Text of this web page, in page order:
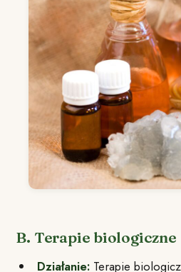
B. Terapie biologiczne
Działanie:Terapie